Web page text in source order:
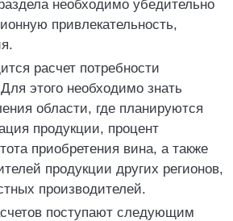
необходимо убедительно
привлекательность,
расчет потребности
этого необходимо знать
области, где планируются
продукции, процент
приобретения вина, а также
продукции других регионов,
производителей.
поступают следующим